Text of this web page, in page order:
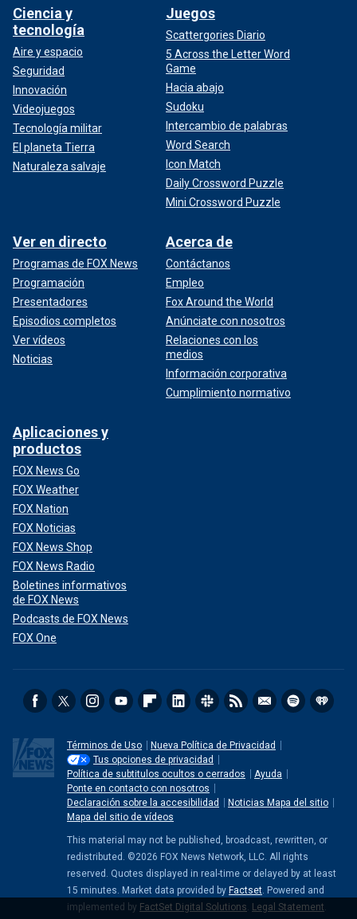
Ciencia y
tecnología
Aire y espacio
Seguridad
Innovación
Videojuegos
Tecnología militar
El planeta Tierra
Naturaleza salvaje
Juegos
Scattergories Diario
5 Across the Letter Word
Game
Hacia abajo
Sudoku
Intercambio de palabras
Word Search
Icon Match
Daily Crossword Puzzle
Mini Crossword Puzzle
Ver en directo
Programas de FOX News
Programación
Presentadores
Episodios completos
Ver vídeos
Noticias
Acerca de
Contáctanos
Empleo
Fox Around the World
Anúnciate con nosotros
Relaciones con los
medios
Información corporativa
Cumplimiento normativo
Aplicaciones y
productos
FOX News Go
FOX Weather
FOX Nation
FOX Noticias
FOX News Shop
FOX News Radio
Boletines informativos
de FOX News
Podcasts de FOX News
FOX One
Términos de Uso
Nueva Política de Privacidad
Tus opciones de privacidad
Política de subtitulos ocultos o cerrados
Ayuda
Ponte en contacto con nosotros
Declaración sobre la accesibilidad
Noticias Mapa del sitio
Mapa del sitio de vídeos
This material may not be published, broadcast, rewritten, or
redistributed. ©2026 FOX News Network, LLC. All rights
reserved. Quotes displayed in real-time or delayed by at least
15 minutes. Market data provided by Factset . Powered and
implemented by FactSet Digital Solutions Legal Statement